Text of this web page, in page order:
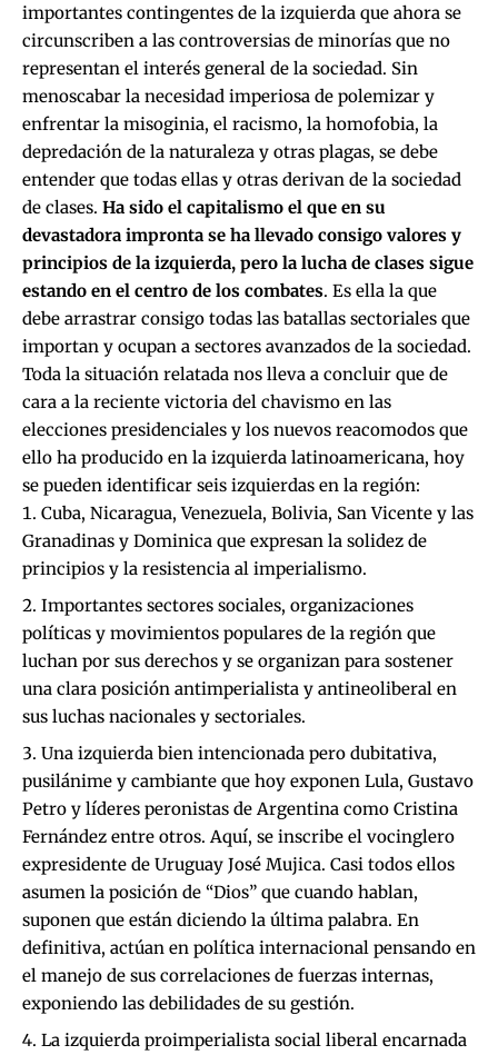
importantes contingentes de la izquierda que ahora se
circunscriben a las controversias de minorías que no
representan el interés general de la sociedad. Sin
menoscabar la necesidad imperiosa de polemizar y
enfrentar la misoginia, el racismo, la homofobia, la
depredación de la naturaleza y otras plagas, se debe
entender que todas ellas y otras derivan de la sociedad
de clases. Ha sido el capitalismo el que en su
devastadora impronta se ha llevado consigo valores y
principios de la izquierda, pero la lucha de clases sigue
estando en el centro de los combates. Es ella la que
debe arrastrar consigo todas las batallas sectoriales que
importan y ocupan a sectores avanzados de la sociedad.
Toda la situación relatada nos lleva a concluir que de
cara a la reciente victoria del chavismo en las
elecciones presidenciales y los nuevos reacomodos que
ello ha producido en la izquierda latinoamericana, hoy
se pueden identificar seis izquierdas en la región:
Cuba, Nicaragua, Venezuela, Bolivia, San Vicente y las
Granadinas y Dominica que expresan la solidez de
principios y la resistencia al imperialismo.
Importantes sectores sociales, organizaciones
políticas y movimientos populares de la región que
luchan por sus derechos y se organizan para sostener
una clara posición antimperialista y antineoliberal en
sus luchas nacionales y sectoriales.
Una izquierda bien intencionada pero dubitativa,
pusilánime y cambiante que hoy exponen Lula, Gustavo
Petro y líderes peronistas de Argentina como Cristina
Fernández entre otros. Aquí, se inscribe el vocinglero
expresidente de Uruguay José Mujica. Casi todos ellos
asumen la posición de “Dios” que cuando hablan,
suponen que están diciendo la última palabra. En
definitiva, actúan en política internacional pensando en
el manejo de sus correlaciones de fuerzas internas,
exponiendo las debilidades de su gestión.
La izquierda proimperialista social liberal encarnada